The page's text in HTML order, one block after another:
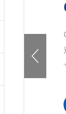
Grant
Grant往复式
观的数控显
寸以满足不
查看更多 >>